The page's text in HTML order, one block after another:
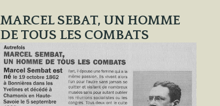
MARCEL SEBAT, UN HOMME
DE TOUS LES COMBATS